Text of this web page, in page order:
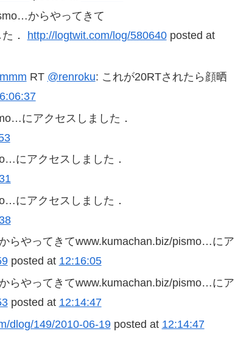
からやってきて
．
http://logtwit.com/log/580640posted at
RT @renroku: これが20RTされたら顔晒
にアクセスしました．
にアクセスしました．
にアクセスしました．
らやってきてwww.kumachan.biz/pismo…にア
posted at 12:16:05
らやってきてwww.kumachan.biz/pismo…にア
posted at 12:14:47
dlog/149/2010-06-19posted at 12:14:47